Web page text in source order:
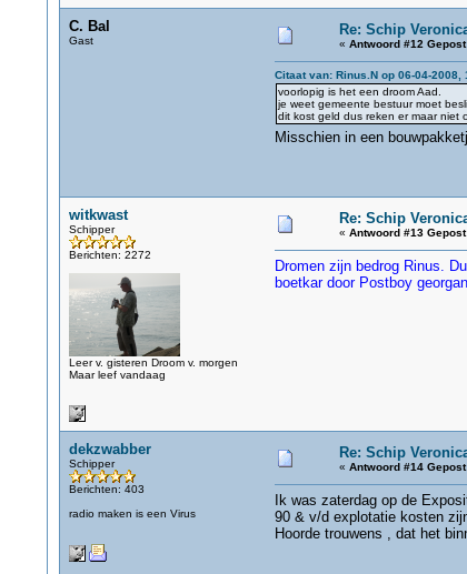
C. Bal
Gast
Re: Schip
« Antwoord #12
Citaat van: Rinus.N op 06-04-2008,
voorlopig is het een droom Aad.
je weet gemeente bestuur moet
dit kost geld dus reken er maar niet
Misschien in een
witkwast
Schipper
Berichten: 2272
Leer v. gisteren Droom v. morgen
Maar leef vandaag
Re: Schip
« Antwoord #13
Dromen zijn bedrog Rinus.
boetkar door Postboy
dekzwabber
Schipper
Berichten: 403
radio maken is een Virus
Re: Schip
« Antwoord #14
Ik was zaterdag op de
90 & v/d explotatie kosten
Hoorde trouwens , dat het